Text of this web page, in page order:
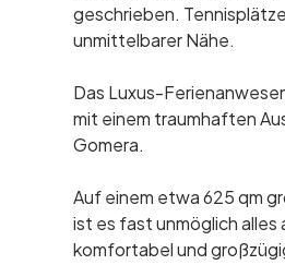
geschrieben.
unmittelbarer Nähe.
Das Luxus-
mit einem traumhaften
Gomera.
Auf einem etwa 625 qm
ist es fast unmöglich
komfortabel und